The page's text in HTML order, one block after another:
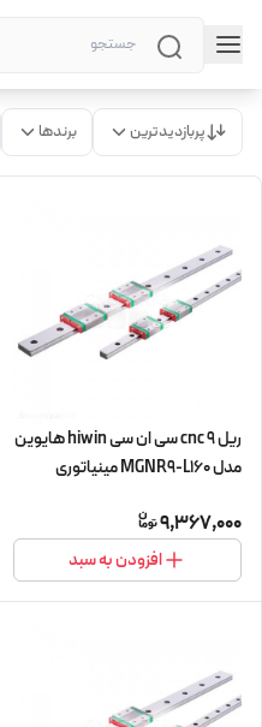
پربازدیدترین برندها
ریل 9 cnc سی ان سی hiwin هایوین
مدل MGNR9-L160 مینیاتوری
9,367,000
افزودن به سبد